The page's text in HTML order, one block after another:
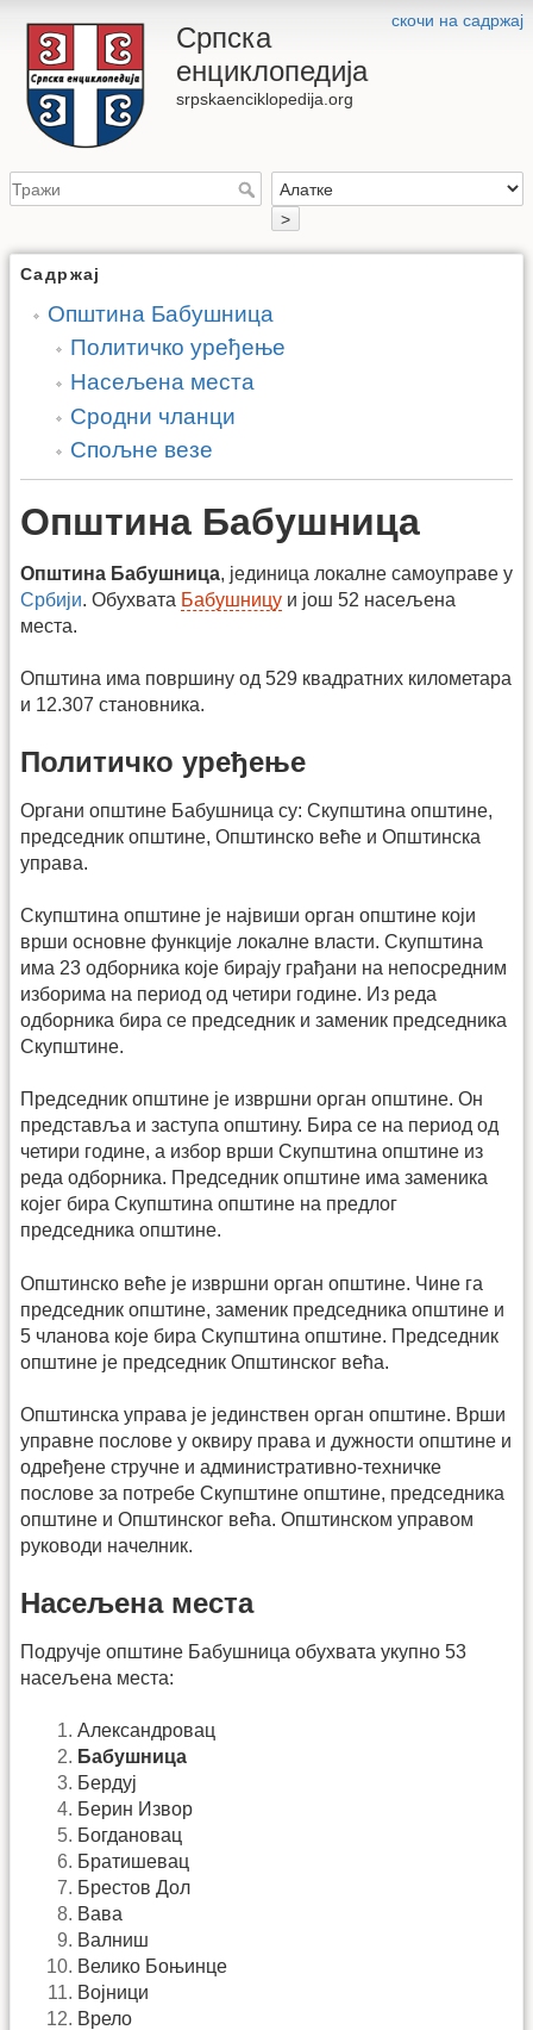
скочи на садржај
Српска
енциклопедија
srpskaenciklopedija.org
>
Садржај
Општина Бабушница
Политичко уређење
Насељена места
Сродни чланци
Спољне везе
Општина Бабушница
Општина Бабушница, јединица локалне самоуправе у
Србији. Обухвата Бабушницу и још 52 насељена
места.
Општина има површину од 529 квадратних километара
и 12.307 становника.
Политичко уређење
Органи општине Бабушница су: Скупштина општине,
председник општине, Општинско веће и Општинска
управа.
Скупштина општине је највиши орган општине који
врши основне функције локалне власти. Скупштина
има 23 одборника које бирају грађани на непосредним
изборима на период од четири године. Из реда
одборника бира се председник и заменик председника
Скупштине.
Председник општине је извршни орган општине. Он
представља и заступа општину. Бира се на период од
четири године, а избор врши Скупштина општине из
реда одборника. Председник општине има заменика
којег бира Скупштина општине на предлог
председника општине.
Општинско веће је извршни орган општине. Чине га
председник општине, заменик председника општине и
5 чланова које бира Скупштина општине. Председник
општине је председник Општинског већа.
Општинска управа је јединствен орган општине. Врши
управне послове у оквиру права и дужности општине и
одређене стручне и административно-техничке
послове за потребе Скупштине општине, председника
општине и Општинског већа. Општинском управом
руководи начелник.
Насељена места
Подручје општине Бабушница обухвата укупно 53
насељена места:
Александровац
Бабушница
Бердуј
Берин Извор
Богдановац
Братишевац
Брестов Дол
Вава
Валниш
Велико Боњинце
Војници
Врело